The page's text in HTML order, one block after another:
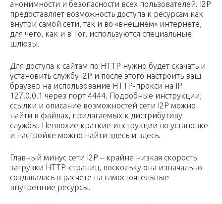
анонимности и безопасности всех пользователей. I2P
предоставляет возможность доступа к ресурсам как
внутри самой сети, так и во «внешнем» интернете,
для чего, как и в Tor, используются специальные
шлюзы.
Для доступа к сайтам по HTTP нужно будет скачать и
установить службу I2P и после этого настроить ваш
браузер на использование HTTP-прокси на IP
127.0.0.1 через порт 4444. Подробные инструкции,
ссылки и описание возможностей сети I2P можно
найти в файлах, прилагаемых к дистрибутиву
службы. Неплохие краткие инструкции по установке
и настройке можно найти здесь и здесь.
Главный минус сети I2P – крайне низкая скорость
загрузки HTTP-страниц, поскольку она изначально
создавалась в расчёте на самостоятельные
внутренние ресурсы.